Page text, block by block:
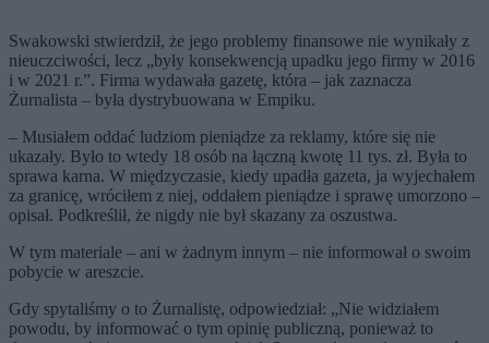
Swakowski stwierdził, że jego problemy finansowe nie wynikały z
nieuczciwości, lecz „były konsekwencją upadku jego firmy w 2016
i w 2021 r.”. Firma wydawała gazetę, która – jak zaznacza
Żurnalista – była dystrybuowana w Empiku.
– Musiałem oddać ludziom pieniądze za reklamy, które się nie
ukazały. Było to wtedy 18 osób na łączną kwotę 11 tys. zł. Była to
sprawa karna. W międzyczasie, kiedy upadła gazeta, ja wyjechałem
za granicę, wróciłem z niej, oddałem pieniądze i sprawę umorzono –
opisał. Podkreślił, że nigdy nie był skazany za oszustwa.
W tym materiale – ani w żadnym innym – nie informował o swoim
pobycie w areszcie.
Gdy spytaliśmy o to Żurnalistę, odpowiedział: „Nie widziałem
powodu, by informować o tym opinię publiczną, ponieważ to